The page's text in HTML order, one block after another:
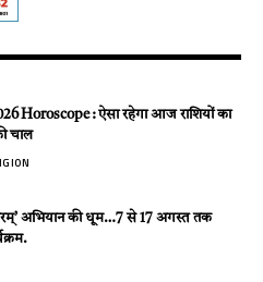
Horoscope : ऐसा रहेगा आज राशियों का
चाल
अभियान की धूम…7 से 17 अगस्त तक